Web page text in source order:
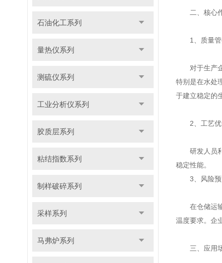
石油化工系列
量热仪系列
测硫仪系列
工业分析仪系列
胶质层系列
粘结指数系列
制样破碎系列
采样系列
马弗炉系列
二、核心
1、质量管
对于生产企
特别是在水处
于建立稳定的
2、工艺优
研发人员利
稳定性能。
3、风险预
在仓储运输
温度要求。企
三、应用